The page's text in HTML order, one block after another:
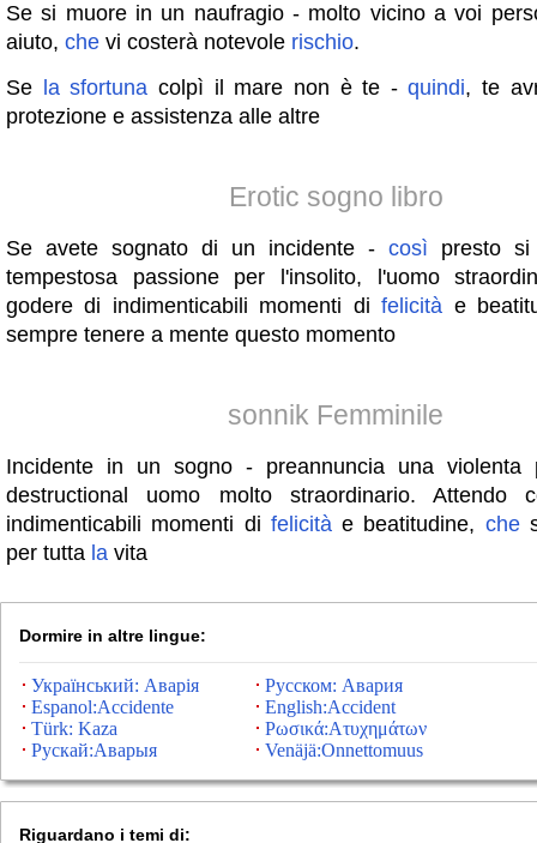
Se si muore in un naufragio - molto vicino a voi
aiuto, che vi costerà notevole rischio.
Se
la sfortuna colpì il mare non è te -quindi, te
protezione e assistenza alle altre
Erotic sogno libro
Se avete sognato di un incidente - così presto si
tempestosa passione per l'insolito, l'uomo
godere di indimenticabili momenti difelicità e
sempre tenere a mente questo momento
sonnik Femminile
Incidente in un sogno - preannuncia una violenta
destructional uomo molto straordinario. Attendo
indimenticabili momenti di felicitàe beatitudine, che
per tutta la vita
Dormire in altre lingue:
Український: Аварія
Русском: Авария
Espanol:Accidente
English:Accident
Türk: Kaza
Ρωσικά:Ατυχημάτων
Рускай:Аварыя
Venäjä:Onnettomuus
Riguardano i temi di: